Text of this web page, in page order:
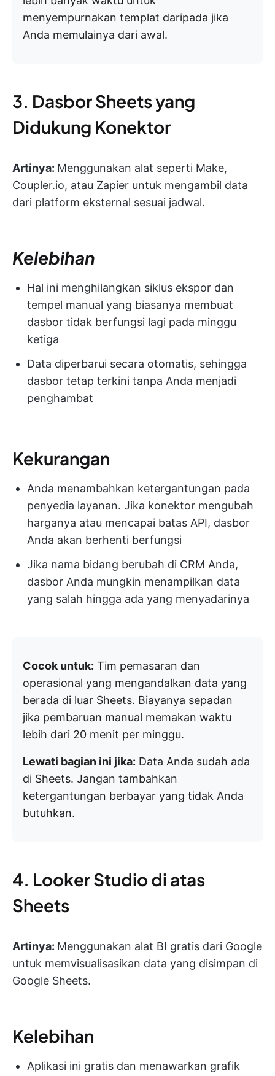
menyempurnakan templat daripada jika
Anda memulainya dari awal.
3. Dasbor Sheets yang
Didukung Konektor
Artinya: Menggunakan alat seperti Make,
Coupler.io, atau Zapier untuk mengambil data
dari platform eksternal sesuai jadwal.
Kelebihan
Hal ini menghilangkan siklus ekspor dan
tempel manual yang biasanya membuat
dasbor tidak berfungsi lagi pada minggu
ketiga
Data diperbarui secara otomatis, sehingga
dasbor tetap terkini tanpa Anda menjadi
penghambat
Kekurangan
Anda menambahkan ketergantungan pada
penyedia layanan. Jika konektor mengubah
harganya atau mencapai batas API, dasbor
Anda akan berhenti berfungsi
Jika nama bidang berubah di CRM Anda,
dasbor Anda mungkin menampilkan data
yang salah hingga ada yang menyadarinya
Cocok untuk: Tim pemasaran dan
operasional yang mengandalkan data yang
berada di luar Sheets. Biayanya sepadan
jika pembaruan manual memakan waktu
lebih dari 20 menit per minggu.
Lewati bagian ini jika: Data Anda sudah ada
di Sheets. Jangan tambahkan
ketergantungan berbayar yang tidak Anda
butuhkan.
4. Looker Studio di atas
Sheets
Artinya: Menggunakan alat BI gratis dari Google
untuk memvisualisasikan data yang disimpan di
Google Sheets.
Kelebihan
Aplikasi ini gratis dan menawarkan grafik